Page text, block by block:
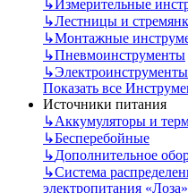
↳Измерительные
↳Лестницы и
↳Монтажные
↳Пневмоинструменты
↳Электроинструменты
Показать все
Источники питания
↳Аккумуляторы и
↳Бесперебойные
↳Дополнительное
↳Система
электропитания «Лоза»